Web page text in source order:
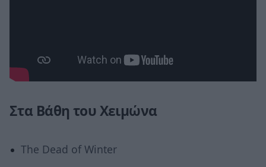
Στα Βάθη του Χειμώνα
The Dead of Winter